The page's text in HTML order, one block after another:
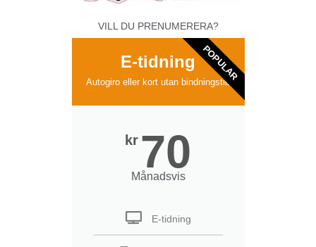
VILL DU PRENUMERERA?
E-tidning
Autogiro eller kort utan bindningstid
kr 70
Månadsvis
E-tidning
POPULAR